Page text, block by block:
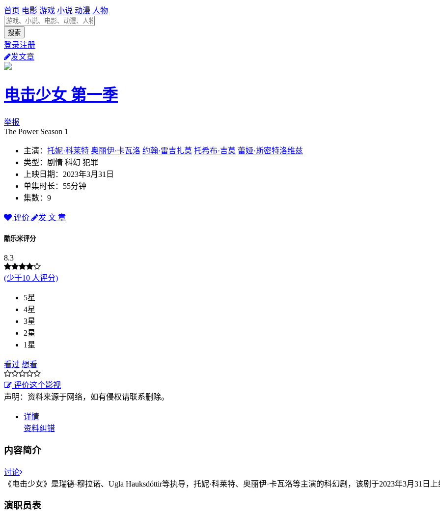
首页 电影 游戏 小说 动漫 人物
登录注册
发文章
电击少女 第一季
举报
The Power Season 1
主演： 托妮·科莱特 奥丽伊·卡瓦洛 约翰·雷吉扎莫 托希布·吉莫 蕾娅·斯密特洛维兹
类型：剧情 科幻 犯罪
上映日期：2023年3月31日
单集时长：55分钟
集数：9
评价 发 文 章
酷乐米评分
8.3
(少于10 人评分)
5星
4星
3星
2星
1星
看过 想看
评价这个影视
声明：资料来源于网络，如有侵权请联系删除。
详情
资料纠错
内容简介
讨论
《电击少女》是瑞德·穆拉诺、Ugla Hauksdóttir等执导，托妮·科莱特、奥丽伊·卡瓦洛等主演的科幻剧，该剧于2023年3月31日
演职员表